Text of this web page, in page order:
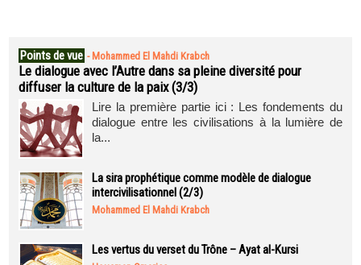
Points de vue - Mohammed El Mahdi Krabch
Le dialogue avec l’Autre dans sa pleine diversité pour
diffuser la culture de la paix (3/3)
Lire la première partie ici : Les fondements du
dialogue entre les civilisations à la lumière de
la...
La sira prophétique comme modèle de dialogue
intercivilisationnel (2/3)
Mohammed El Mahdi Krabch
Les vertus du verset du Trône – Ayat al-Kursi